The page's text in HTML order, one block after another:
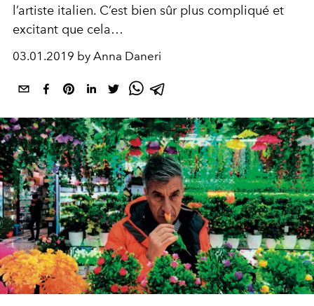
l’artiste italien. C’est bien sûr plus compliqué et
excitant que cela…
03.01.2019 by Anna Daneri